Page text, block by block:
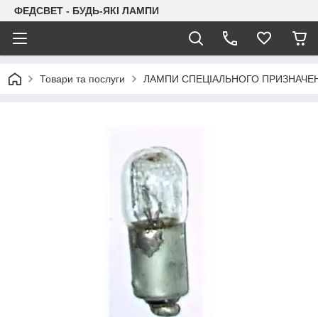
ФЕДСВЕТ - БУДЬ-ЯКІ ЛАМПИ
Товари та послуги ЛАМПИ СПЕЦІАЛЬНОГО